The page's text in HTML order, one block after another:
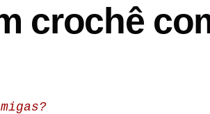
crochê